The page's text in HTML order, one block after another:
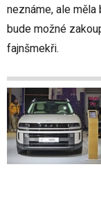
neznáme, ale
bude možné
fajnšmekři.